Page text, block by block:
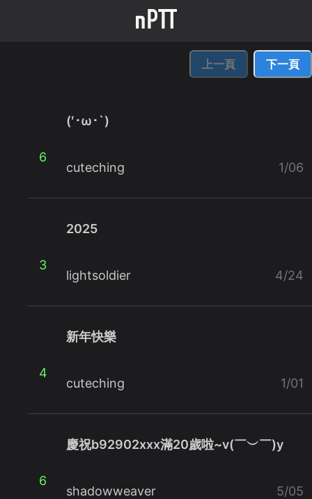
上一頁 下一頁
6
(′･ω･`)
cuteching 1/06
3
2025
lightsoldier 4/24
4
新年快樂
cuteching 1/01
6
慶祝b92902xxx滿20歲啦~v(￣︶￣)y
shadowweaver 5/05